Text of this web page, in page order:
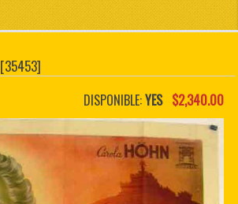
MON COPTE
CONTACTER
PDF BOOKS
CUSTOM PDF
[35453]
DISPONIBLE:YES $2,340.00